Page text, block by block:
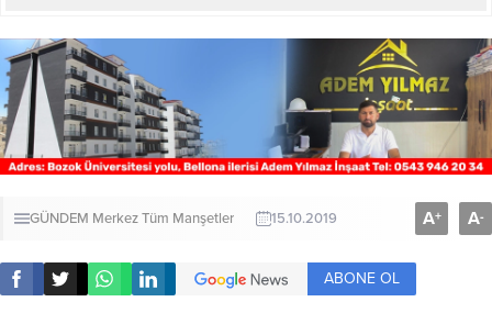
GÜNDEM MerkezTüm Manşetler 15.10.2019 A+ A-
ABONE OL